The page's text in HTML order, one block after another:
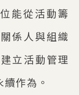
能從活動籌
係人與組織
立活動管理
作為。